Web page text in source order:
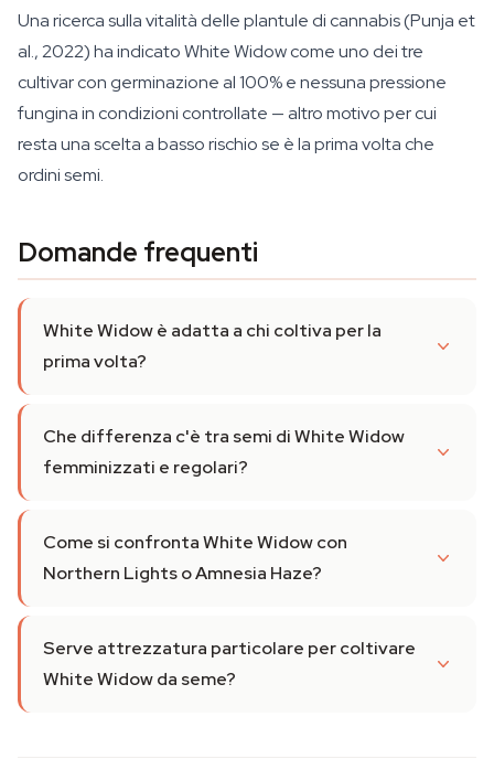
Una ricerca sulla vitalità delle plantule di cannabis (Punja et
al., 2022) ha indicato White Widow come uno dei tre
cultivar con germinazione al 100% e nessuna pressione
fungina in condizioni controllate — altro motivo per cui
resta una scelta a basso rischio se è la prima volta che
ordini semi.
Domande frequenti
White Widow è adatta a chi coltiva per la
prima volta?
Che differenza c'è tra semi di White Widow
femminizzati e regolari?
Come si confronta White Widow con
Northern Lights o Amnesia Haze?
Serve attrezzatura particolare per coltivare
White Widow da seme?